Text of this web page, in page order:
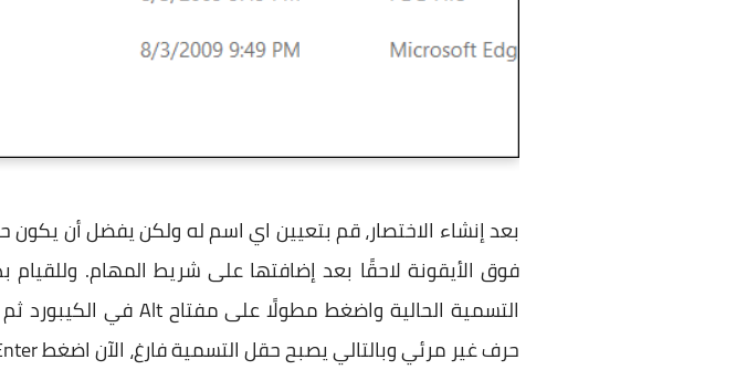
بعد إنشاء الاختصار، قم بتعيين اي اسم له ولكن يفضل أن
حرف غير مرئي وبالتالي يصبح حقل التسمية فارغ، الآن اضغط Enter لتأكيد الأسم.